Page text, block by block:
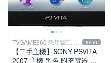
TVGAME360 恐龍電玩-台
中店
8650
【二手主機】SONY PSVITA
2007 主機 黑色 附充電器 US